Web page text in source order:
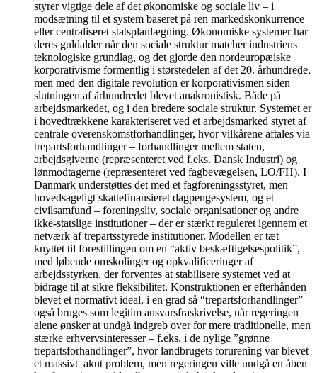
styrer vigtige dele af det økonomiske og sociale liv – i
modsætning til et system baseret på ren markedskonkurrence
eller centraliseret statsplanlægning. Økonomiske systemer har
deres guldalder når den sociale struktur matcher industriens
teknologiske grundlag, og det gjorde den nordeuropæiske
korporativisme formentlig i størstedelen af det 20. århundrede,
men med den digitale revolution er korporativismen siden
slutningen af århundredet blevet anakronistisk. Både på
arbejdsmarkedet, og i den bredere sociale struktur. Systemet er
i hovedtrækkene karakteriseret ved et arbejdsmarked styret af
centrale overenskomstforhandlinger, hvor vilkårene aftales via
trepartsforhandlinger – forhandlinger mellem staten,
arbejdsgiverne (repræsenteret ved f.eks. Dansk Industri) og
lønmodtagerne (repræsenteret ved fagbevægelsen, LO/FH). I
Danmark understøttes det med et fagforeningsstyret, men
hovedsageligt skattefinansieret dagpengesystem, og et
civilsamfund – foreningsliv, sociale organisationer og andre
ikke-statslige institutioner – der er stærkt reguleret igennem et
netværk af trepartsstyrede institutioner. Modellen er tæt
knyttet til forestillingen om en “aktiv beskæftigelsespolitik”,
med løbende omskolinger og opkvalificeringer af
arbejdsstyrken, der forventes at stabilisere systemet ved at
bidrage til at sikre fleksibilitet. Konstruktionen er efterhånden
blevet et normativt ideal, i en grad så “trepartsforhandlinger”
også bruges som legitim ansvarsfraskrivelse, når regeringen
alene ønsker at undgå indgreb over for mere traditionelle, men
stærke erhvervsinteresser – f.eks. i de nylige ”grønne
trepartsforhandlinger”, hvor landbrugets forurening var blevet
et massivt akut problem, men regeringen ville undgå en åben